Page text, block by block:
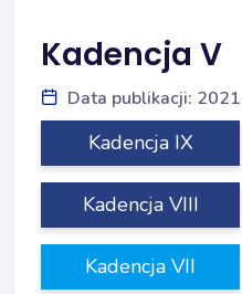
Kadencja V
Data publikacji:
Kadencja IX
Kadencja VIII
Kadencja VII